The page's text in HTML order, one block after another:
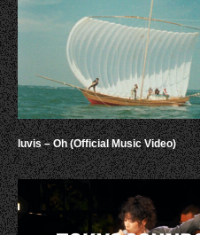
luvis – Oh (Official Music Video)